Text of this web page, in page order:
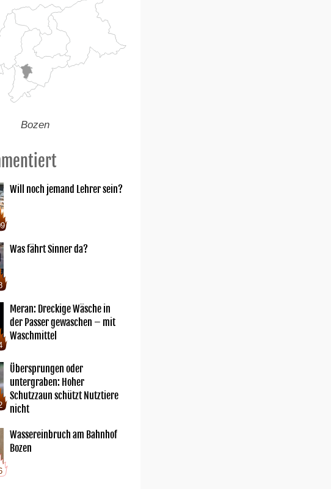
Bozen
Will noch jemand Lehrer sein?
Was fährt Sinner da?
Meran: Dreckige Wäsche in
der Passer gewaschen – mit
Waschmittel
Übersprungen oder
untergraben: Hoher
Schutzzaun schützt Nutztiere
nicht
Wassereinbruch am Bahnhof
Bozen